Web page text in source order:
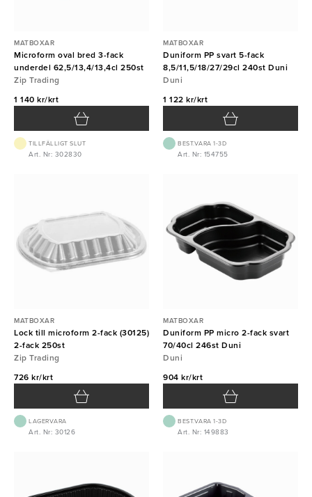
MATBOXAR
Microform oval bred 3-fack
underdel 62,5/13,4/13,4cl 250st
Zip Trading
1 140 kr/krt
TILLFÄLLIGT SLUT
Art. Nr: 302830
MATBOXAR
Duniform PP svart 5-fack
8,5/11,5/18/27/29cl 240st Duni
Duni
1 122 kr/krt
BEST.VARA 1-3D
Art. Nr: 154755
MATBOXAR
Lock till microform 2-fack (30125)
2-fack 250st
Zip Trading
726 kr/krt
LAGERVARA
Art. Nr: 30126
MATBOXAR
Duniform PP micro 2-fack svart
70/40cl 246st Duni
Duni
904 kr/krt
BEST.VARA 1-3D
Art. Nr: 149883